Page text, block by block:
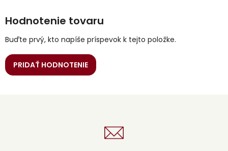
Hodnotenie tovaru
Buďte prvý, kto napíše príspevok k tejto položke.
PRIDAŤ HODNOTENIE